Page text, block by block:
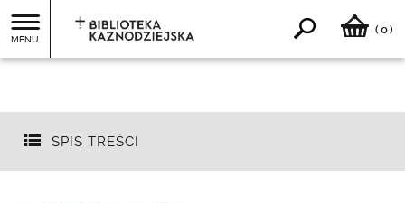
MENU
( 0)
SPIS TREŚCI